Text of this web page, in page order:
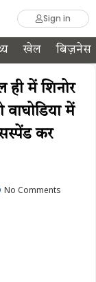
Sign in
खेल बिज़नेस
ही में शिनोर
में
कर
No Comments